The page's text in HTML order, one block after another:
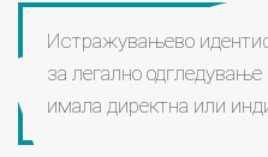
Истражувањево
за легално
имала директна или